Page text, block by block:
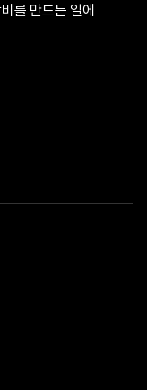
를 만드는 일에